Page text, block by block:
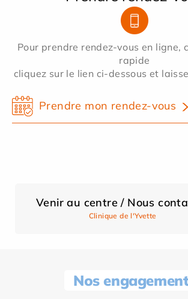
Pour prendre rendez-vous en ligne,
rapide
cliquez sur le lien ci-dessous et
Prendre mon rendez-vous
Venir au centre / Nous
Clinique de l'Yvette
Nos